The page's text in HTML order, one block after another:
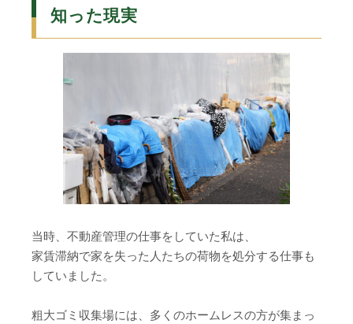
知った現実
当時、不動産管理の仕事をしていた私は、
家賃滞納で家を失った人たちの荷物を処分する仕事も
していました。
粗大ゴミ収集場には、多くのホームレスの方が集まっ